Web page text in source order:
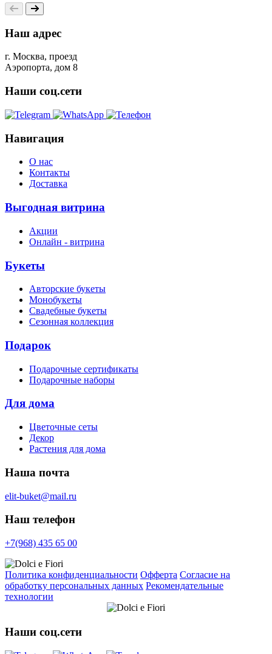
Наш адрес
г. Москва, проезд
Аэропорта, дом 8
Наши соц.сети
Навигация
О нас
Контакты
Доставка
Выгодная витрина
Акции
Онлайн - витрина
Букеты
Авторские букеты
Монобукеты
Свадебные букеты
Сезонная коллекция
Подарок
Подарочные сертификаты
Подарочные наборы
Для дома
Цветочные сеты
Декор
Растения для дома
Наша почта
elit-buket@mail.ru
Наш телефон
+7(968) 435 65 00
Политика конфиденциальности Офферта Согласие на
обработку персональных данных Рекомендательные
технологии
Наши соц.сети